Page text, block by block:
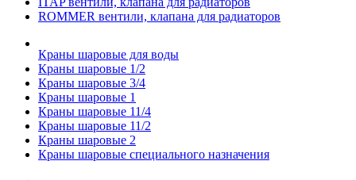
ROMMER вентили, клапана для радиаторов
Краны шаровые для воды
Краны шаровые 1/2
Краны шаровые 3/4
Краны шаровые 1
Краны шаровые 11/4
Краны шаровые 11/2
Краны шаровые 2
Краны шаровые специального назначения